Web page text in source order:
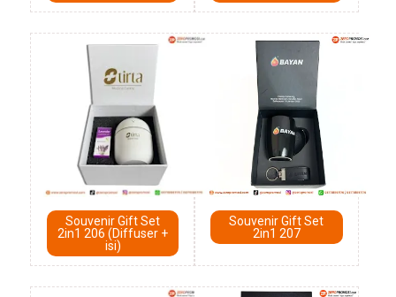
Souvenir Gift Set
2in1 206 (Diffuser +
isi)
Souvenir Gift Set
2in1 207